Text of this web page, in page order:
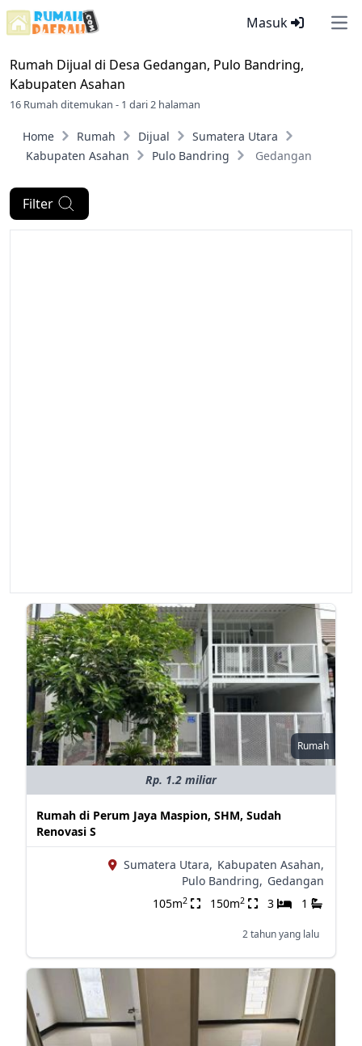
Masuk
Rumah Dijual di Desa Gedangan, Pulo Bandring,
Kabupaten Asahan
16 Rumah ditemukan - 1 dari 2 halaman
Home Rumah Dijual
Sumatera Utara
Kabupaten Asahan
Pulo Bandring Gedangan
Filter
Rumah
Rp. 1.2 miliar
Rumah di Perum Jaya Maspion, SHM, Sudah
Renovasi S
Sumatera Utara, Kabupaten Asahan,
Pulo Bandring, Gedangan
105m2 150m2 3 1
2 tahun yang lalu